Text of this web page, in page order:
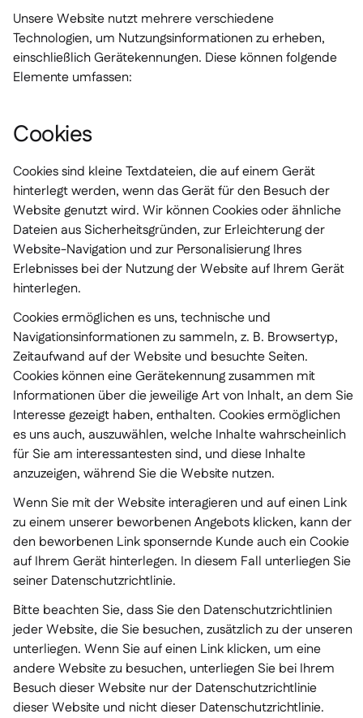
Unsere Website nutzt mehrere verschiedene
Technologien, um Nutzungsinformationen zu erheben,
einschließlich Gerätekennungen. Diese können folgende
Elemente umfassen:
Cookies
Cookies sind kleine Textdateien, die auf einem Gerät
hinterlegt werden, wenn das Gerät für den Besuch der
Website genutzt wird. Wir können Cookies oder ähnliche
Dateien aus Sicherheitsgründen, zur Erleichterung der
Website-Navigation und zur Personalisierung Ihres
Erlebnisses bei der Nutzung der Website auf Ihrem Gerät
hinterlegen.
Cookies ermöglichen es uns, technische und
Navigationsinformationen zu sammeln, z. B. Browsertyp,
Zeitaufwand auf der Website und besuchte Seiten.
Cookies können eine Gerätekennung zusammen mit
Informationen über die jeweilige Art von Inhalt, an dem Sie
Interesse gezeigt haben, enthalten. Cookies ermöglichen
es uns auch, auszuwählen, welche Inhalte wahrscheinlich
für Sie am interessantesten sind, und diese Inhalte
anzuzeigen, während Sie die Website nutzen.
Wenn Sie mit der Website interagieren und auf einen Link
zu einem unserer beworbenen Angebots klicken, kann der
den beworbenen Link sponsernde Kunde auch ein Cookie
auf Ihrem Gerät hinterlegen. In diesem Fall unterliegen Sie
seiner Datenschutzrichtlinie.
Bitte beachten Sie, dass Sie den Datenschutzrichtlinien
jeder Website, die Sie besuchen, zusätzlich zu der unseren
unterliegen. Wenn Sie auf einen Link klicken, um eine
andere Website zu besuchen, unterliegen Sie bei Ihrem
Besuch dieser Website nur der Datenschutzrichtlinie
dieser Website und nicht dieser Datenschutzrichtlinie.